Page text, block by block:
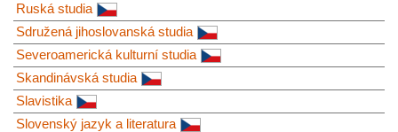
Ruská studia
Sdružená jihoslovanská studia
Severoamerická kulturní studia
Skandinávská studia
Slavistika
Slovenský jazyk a literatura